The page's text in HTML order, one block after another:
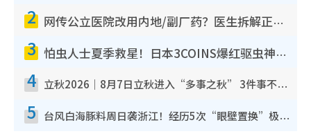
2 网传公立医院改用内地/副厂药？医生拆解正副厂分别，揭4类人换药随时出事
3 怕虫人士夏季救星！日本3COINS爆红驱虫神器$45起 1招“全程免触碰”轻松搞定小强
4 立秋2026｜8月7日立秋进入“多事之秋” 3件事不可做！专家教6招开运 清杂物／钱包纳气接好运
5 台风白海豚料周日袭浙江！经历5次“眼壁置换”极罕见 成登陆内地最长途台风